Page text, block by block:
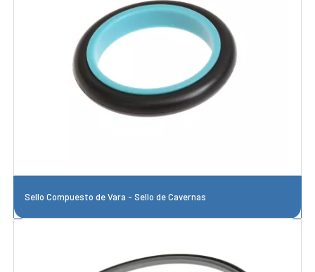
Sello Compuesto de Vara - Sello de Cavernas